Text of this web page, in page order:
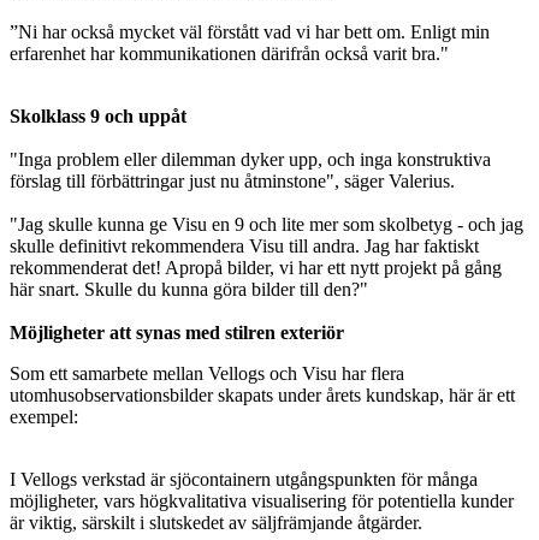
”Ni har också mycket väl förstått vad vi har bett om. Enligt min
erfarenhet har kommunikationen därifrån också varit bra."
Skolklass 9 och uppåt
"Inga problem eller dilemman dyker upp, och inga konstruktiva
förslag till förbättringar just nu åtminstone", säger Valerius.
"Jag skulle kunna ge Visu en 9 och lite mer som skolbetyg - och jag
skulle definitivt rekommendera Visu till andra. Jag har faktiskt
rekommenderat det! Apropå bilder, vi har ett nytt projekt på gång
här snart. Skulle du kunna göra bilder till den?"
Möjligheter att synas med stilren exteriör
Som ett samarbete mellan Vellogs och Visu har flera
utomhusobservationsbilder skapats under årets kundskap, här är ett
exempel:
I Vellogs verkstad är sjöcontainern utgångspunkten för många
möjligheter, vars högkvalitativa visualisering för potentiella kunder
är viktig, särskilt i slutskedet av säljfrämjande åtgärder.